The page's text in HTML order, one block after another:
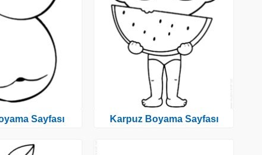
Sayfası Karpuz Boyama Sayfası